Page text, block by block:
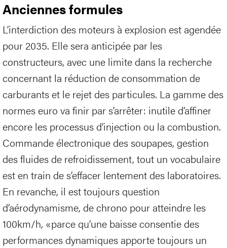
Anciennes formules
L’interdiction des moteurs à explosion est agendée
pour 2035. Elle sera anticipée par les
constructeurs, avec une limite dans la recherche
concernant la réduction de consommation de
carburants et le rejet des particules. La gamme des
normes euro va finir par s’arrêter: inutile d’affiner
encore les processus d’injection ou la combustion.
Commande électronique des soupapes, gestion
des fluides de refroidissement, tout un vocabulaire
est en train de s’effacer lentement des laboratoires.
En revanche, il est toujours question
d’aérodynamisme, de chrono pour atteindre les
100km/h, «parce qu’une baisse consentie des
performances dynamiques apporte toujours un